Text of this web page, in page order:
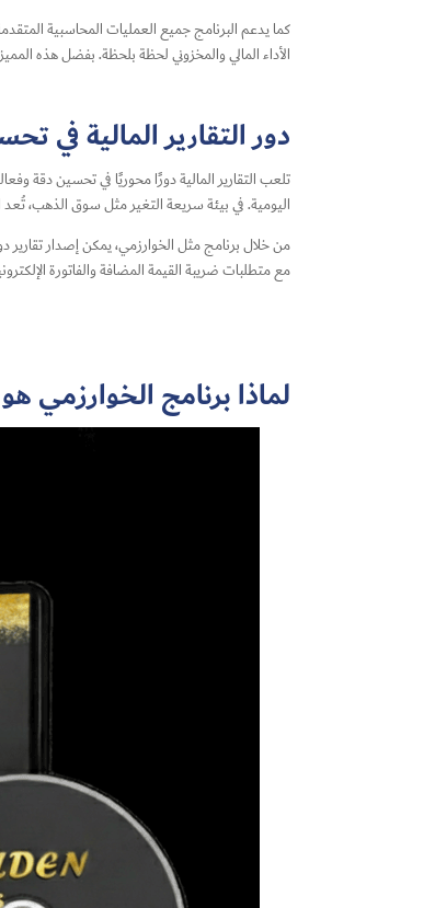
كما يدعم البرنامج جميع العمليات المحاسبية
الأداء المالي والمخزوني لحظة بلحظة. بفضل هذه
دور التقارير المالية
تلعب التقارير المالية دورًا محوريًا في تحسين دقة
اليومية. في بيئة سريعة التغير مثل سوق الذهب، تُعد
من خلال برنامج مثل الخوارزمي، يمكن إصدار تقارير
مع متطلبات ضريبة القيمة المضافة والفاتورة
لماذا برنامج الخوارزمي